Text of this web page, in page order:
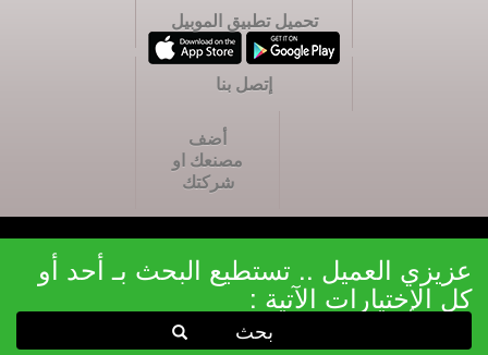
تحميل تطبيق الموبيل
إتصل بنا
أضف
مصنعك او
شركتك
عزيزي العميل .. تستطيع البحث بـ أحد أو
كل الإختيارات الآتية :